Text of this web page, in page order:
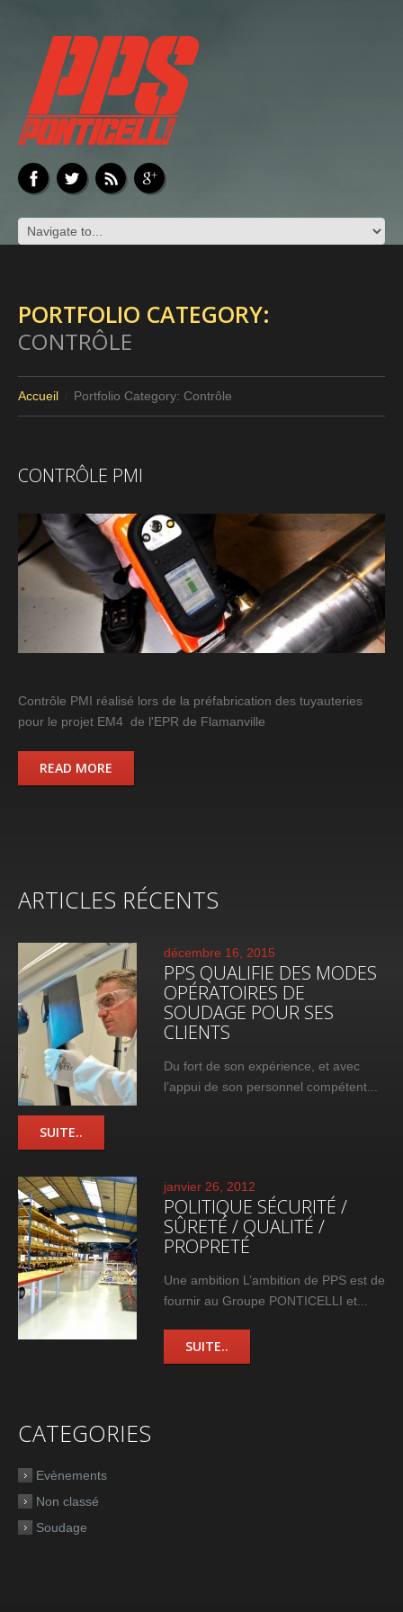
PORTFOLIO CATEGORY:
CONTRÔLE
Accueil Portfolio Category: Contrôle
CONTRÔLE PMI
Contrôle PMI réalisé lors de la préfabrication des tuyauteries
pour le projet EM4 de l'EPR de Flamanville
READ MORE
ARTICLES RÉCENTS
décembre 16, 2015
PPS QUALIFIE DES MODES
OPÉRATOIRES DE
SOUDAGE POUR SES
CLIENTS
Du fort de son expérience, et avec
l’appui de son personnel compétent...
SUITE..
janvier 26, 2012
POLITIQUE SÉCURITÉ /
SÛRETÉ / QUALITÉ /
PROPRETÉ
Une ambition L’ambition de PPS est de
fournir au Groupe PONTICELLI et...
SUITE..
CATEGORIES
Evènements
Non classé
Soudage